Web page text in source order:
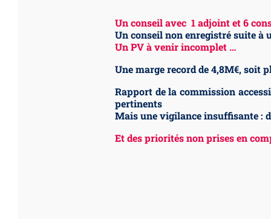
Un conseil avec 1 adjoint et 6
Un conseil non enregistré suite à
Un PV à venir incomplet …
Une marge record de 4,8M€, soit
Rapport de la commission
pertinents
Mais une vigilance insuffisante :
Et des priorités non prises en